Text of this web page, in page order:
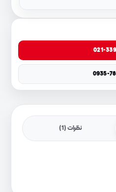
021-
0935-
نظرات (1)